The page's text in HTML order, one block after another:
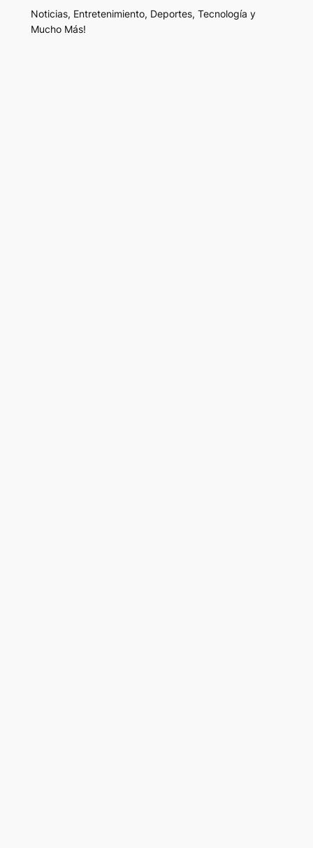
Noticias, Entretenimiento, Deportes, Tecnología y
Mucho Más!